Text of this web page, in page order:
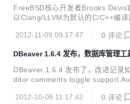
多岁的花季恋人，是你在那个夏天
但不要试图和她开始一段更严肃的
问题。 Perl 是 PHP 的姐姐。对于
FreeBSD核心开发者Brooks Davis
以Clang/LLVM为默认的C/C++编
L授权的编译器。目前大部分工作已
自：solidot
2012-11-09 09:17:47 0 评论
DBeaver 1.6.4 发布，数据库管理工
DBeaver 1.6.4 发布了，改进记录
ditor comments toggle support
gnificantly increased; Case-
2012-10-08 11:17:42 0 评论